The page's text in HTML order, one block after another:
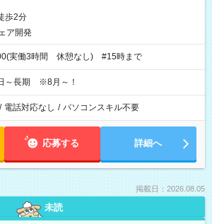
歩2分
ア開発
実働3時間 休憩なし) #15時まで
～長期 ※8月～！
/ 電話対応なし / パソコンスキル不要
応募する 詳細へ
掲載日：2026.08.05
未読